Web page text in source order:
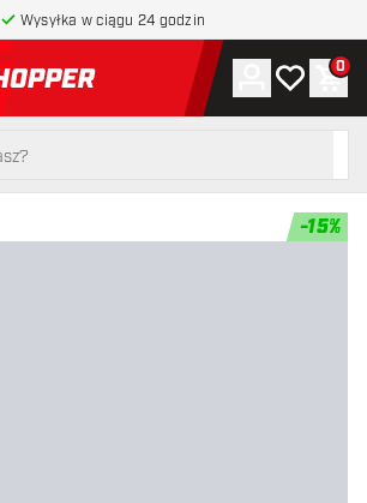
Wysyłka w ciągu 24 godzin
powrót do strony głównej
Konto
Moja lista
0
-15%